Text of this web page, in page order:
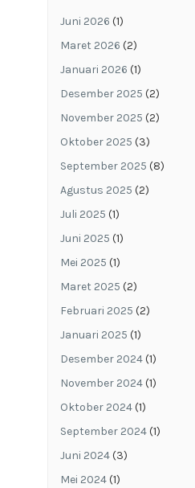
Juni 2026 (1)
Maret 2026 (2)
Januari 2026 (1)
Desember 2025 (2)
November 2025 (2)
Oktober 2025 (3)
September 2025 (8)
Agustus 2025 (2)
Juli 2025 (1)
Juni 2025 (1)
Mei 2025 (1)
Maret 2025 (2)
Februari 2025 (2)
Januari 2025 (1)
Desember 2024(1)
November 2024(1)
Oktober 2024(1)
September 2024(1)
Juni 2024(3)
Mei 2024(1)